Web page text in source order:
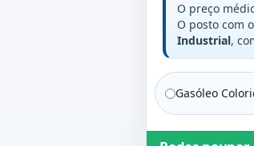
O preço
O posto com
Industrial,
Gasóleo